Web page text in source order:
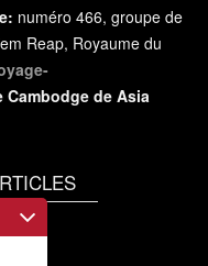
numéro 466, groupe de
Reap, Royaume du
Cambodge de Asia